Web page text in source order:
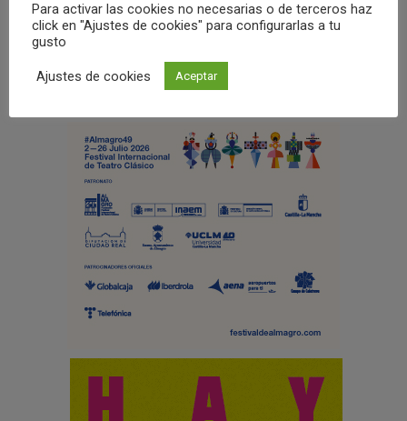
Para activar las cookies no necesarias o de terceros haz
click en "Ajustes de cookies" para configurarlas a tu
gusto
Ajustes de cookies Aceptar